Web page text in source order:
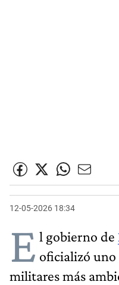
12-05-2026 18:34
E l gobierno de
oficializó uno
militares más